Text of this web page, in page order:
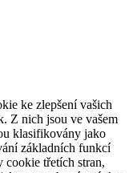
ke zlepšení vašich
Z nich jsou ve vašem
klasifikovány jako
základních funkcí
cookie třetích stran,